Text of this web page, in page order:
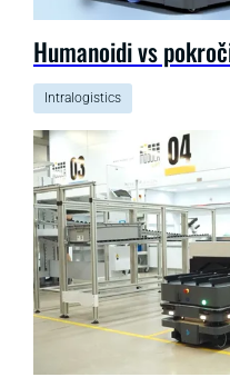
Humanoidi vs
Intralogistics